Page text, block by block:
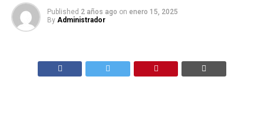
Published 2 años ago on enero 15, 2025
By Administrador